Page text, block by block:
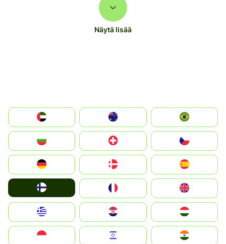
Näytä lisää
الإمارات العربية المتحدة
Switzerland
Deutschland
United Kingdom
Magyarország